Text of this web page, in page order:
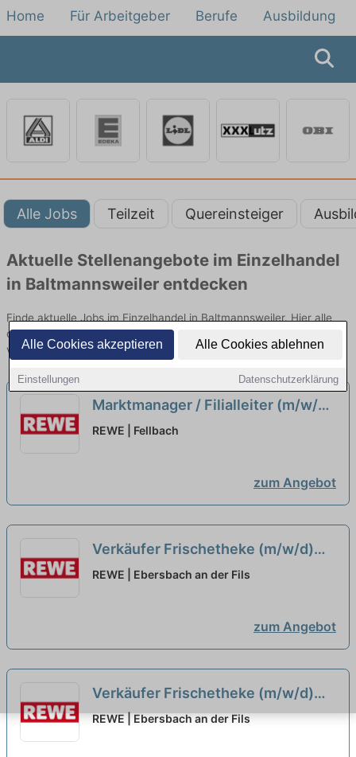
Alle Cookies akzeptieren Alle Cookies ablehnen
Einstellungen Datenschutzerklärung
Home Für Arbeitgeber Berufe Ausbildung
Alle Jobs Teilzeit Quereinsteiger
Aktuelle Stellenangebote im Einzelhandel
in Baltmannsweiler entdecken
Finde aktuelle Jobs im Einzelhandel in Baltmannsweiler. Hier alle
offenen Stellenangebote im Verkauf, Vertrieb und Handel
vergleichen.
Marktmanager / Filialleiter (m/w/d)
neu
REWE | Fellbach
zum Angebot
Verkäufer Frischetheke (m/w/d)
neu
REWE | Ebersbach an der Fils
zum Angebot
Verkäufer Frischetheke (m/w/d)
neu
REWE | Ebersbach an der Fils